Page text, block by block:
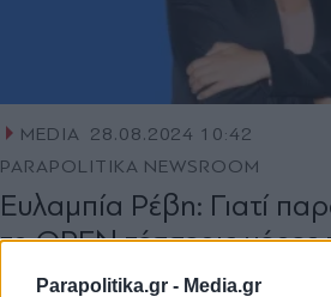
Parapolitika.gr - Media.gr
MEDIA 28.08.2024 10:42
PARAPOLITIKA NEWSROOM
Ευλαμπία Ρέβη: Γιατί
το OPEN τέσσερις μέρες
πρεμιέρα με τον Σπύρο